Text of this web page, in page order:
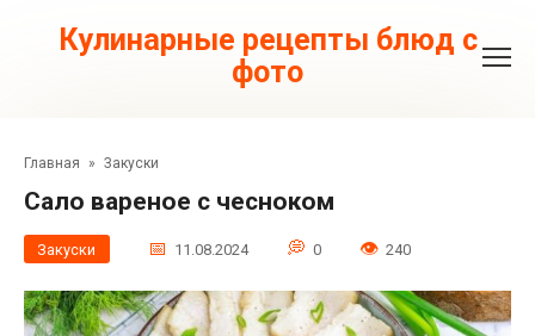
контентуКулинарные рецепты блюд с
фото
Главная » Закуски
Сало вареное с чесноком
Закуски 11.08.2024 0 240